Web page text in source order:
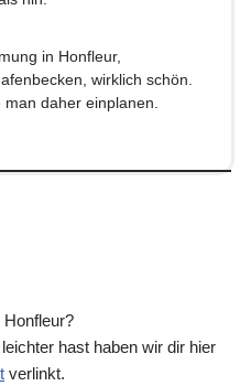
in Honfleur,
wirklich schön.
man daher einplanen.
hast haben wir dir hier
verlinkt.